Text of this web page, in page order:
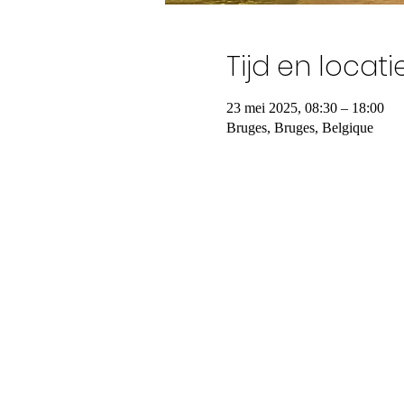
Tijd en
23 mei 2025, 08:30 – 18:00
Bruges, Bruges, Belgique